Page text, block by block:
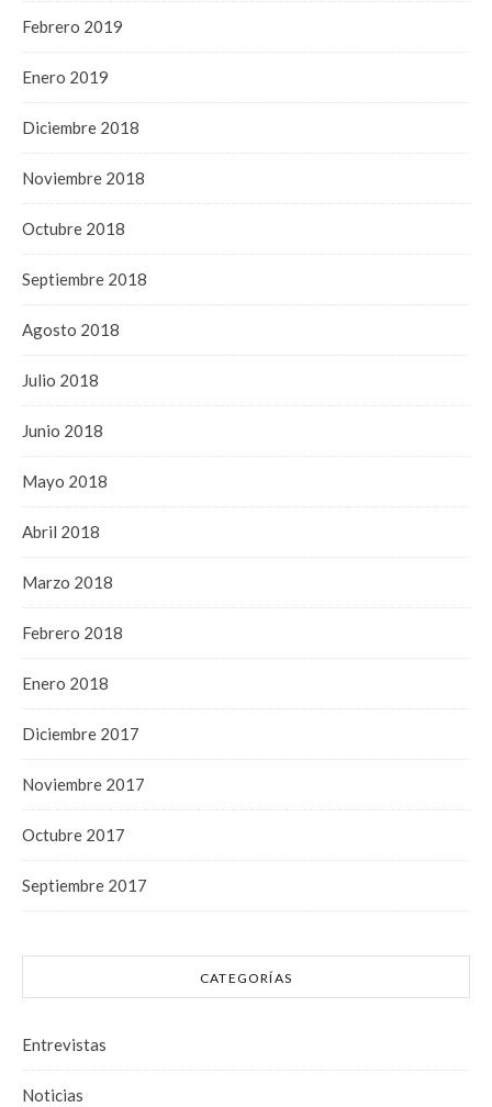
Febrero 2019
Enero 2019
Diciembre 2018
Noviembre 2018
Octubre 2018
Septiembre 2018
Agosto 2018
Julio 2018
Junio 2018
Mayo 2018
Abril 2018
Marzo 2018
Febrero 2018
Enero 2018
Diciembre 2017
Noviembre 2017
Octubre 2017
Septiembre 2017
CATEGORÍAS
Entrevistas
Noticias